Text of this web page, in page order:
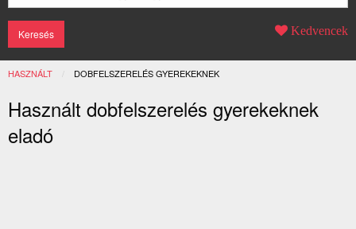
Kedvencek
HASZNÁLT JELENLEGI:
DOBFELSZERELÉS GYEREKEKNEK
Használt dobfelszerelés gyerekeknek
eladó